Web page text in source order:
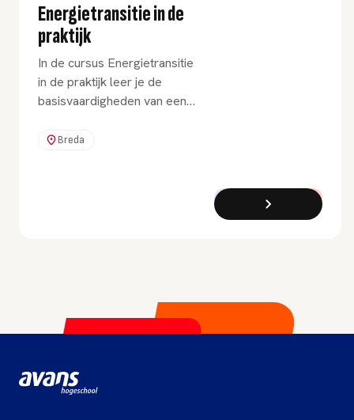
Energietransitie in de
praktijk
In de cursus Energietransitie
in de praktijk leer je de
basisvaardigheden van een
je duurzame energie
Breda